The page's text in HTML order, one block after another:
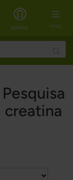
MENU
ENTRAR
creatina